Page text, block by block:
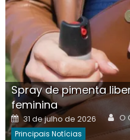
Spray de pimenta
feminina
Posted
on
31 de julho de 2026 O
Principais Notícias